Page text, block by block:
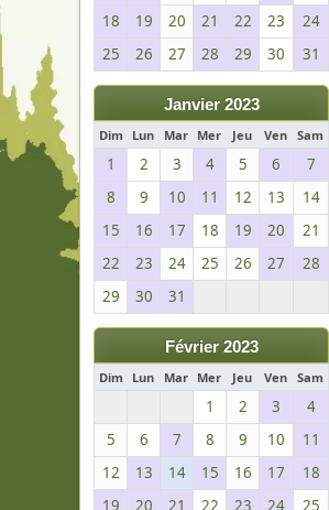
18
19 20 21 22 23
24
25
26 27 28 29 30 31
Janvier 2023
Dim Lun Mar Mer Jeu Ven Sam
1 2 3 4 5 6
7
8
9 10 11 12 13
14
15
16 17 18 19 20
21
22
23 24 25 26 27
28
29
30 31
Février 2023
Dim Lun Mar Mer Jeu Ven Sam
1 2 3
4
5
6 7 8 9 10
11
12
13 14 15 16 17
18
19
20 21 22 23 24 25